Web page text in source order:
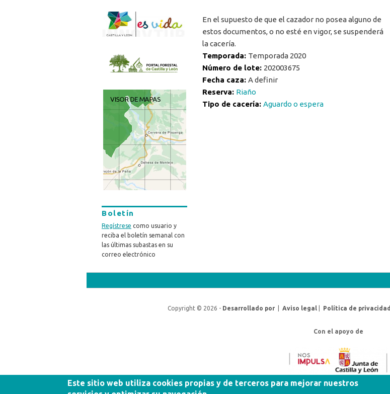
En el supuesto de que el cazador no posea alguno de
estos documentos, o no esté en vigor, se suspenderá
la cacería.
Temporada: Temporada 2020
Número de lote: 202003675
Fecha caza: A definir
Reserva: Riaño
Tipo de cacería: Aguardo o espera
Boletín
Regístrese como usuario y
reciba el boletín semanal con
las últimas subastas en su
correo electrónico
Copyright © 2026 - Desarrollado por| Aviso legal Política de privacidad
Con el apoyo de
Este sitio web utiliza cookies propias y de terceros para mejorar nuestros